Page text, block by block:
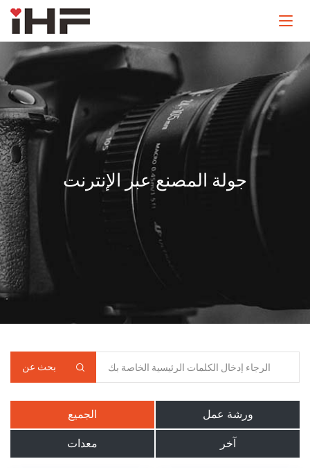
جولة المصنع عبر الإنترنت
بحث عن
الجميع ورشة عمل
معدات آخر